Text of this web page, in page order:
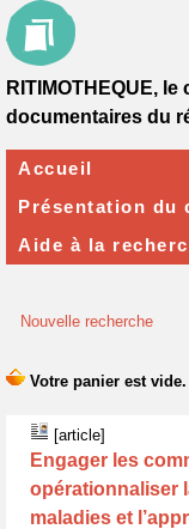
Nouvelle recherche
[article]
Engager les
opérationnaliser
maladies et
RITIMOTHEQUE,
documentaires du
Accueil
Présentation du
Aide à la